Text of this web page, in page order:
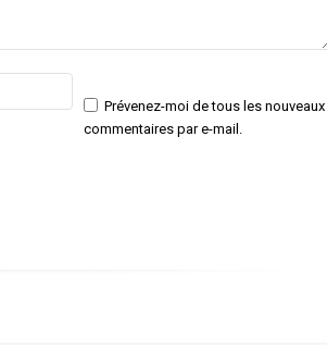
:*
: Prévenez-moi de tous les nouveaux
commentaires par e-mail.